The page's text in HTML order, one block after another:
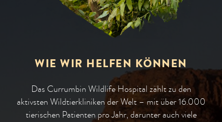
WIE WIR HELFEN KÖNNEN
Das Currumbin Wildlife Hospital zählt zu den
aktivsten Wildtierkliniken der Welt – mit über 16.000
tierischen Patienten pro Jahr, darunter auch viele